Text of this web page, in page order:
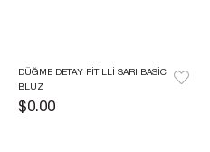
DÜĞME DETAY FITILLI SARI BASIC
BLUZ
$0.00